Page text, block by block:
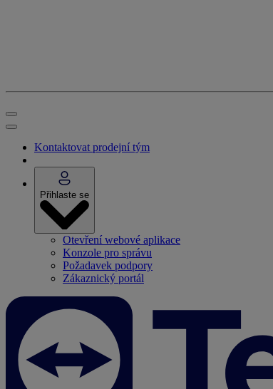
Kontaktovat prodejní tým
Přihlaste se
Otevření webové aplikace
Konzole pro správu
Požadavek podpory
Zákaznický portál